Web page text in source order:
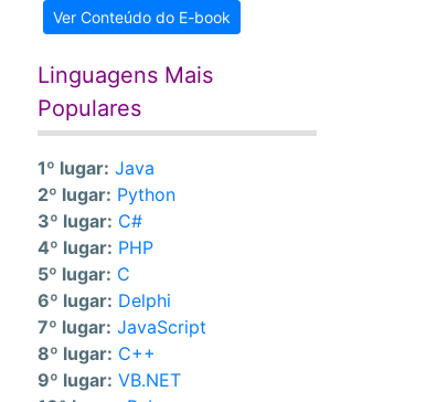
Ver Conteúdo do E-book
Linguagens Mais
Populares
1º lugar: Java
2º lugar: Python
3º lugar: C#
4º lugar: PHP
5º lugar: C
6º lugar: Delphi
7º lugar: JavaScript
8º lugar: C++
9º lugar: VB.NET